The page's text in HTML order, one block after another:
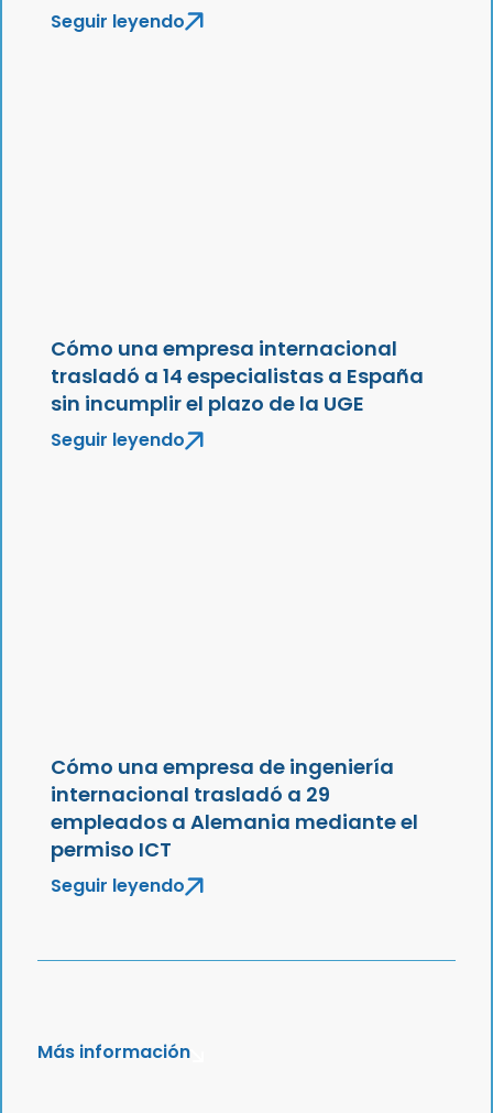
Seguir leyendo
Cómo una empresa internacional
trasladó a 14 especialistas a España
sin incumplir el plazo de la UGE
Seguir leyendo
Cómo una empresa de ingeniería
internacional trasladó a 29
empleados a Alemania mediante el
permiso ICT
Seguir leyendo
Más información